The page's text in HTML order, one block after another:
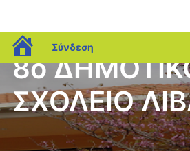
blogs.sch.gr
Σύνδεση
8ο
ΣΧΟΛΕΙΟ